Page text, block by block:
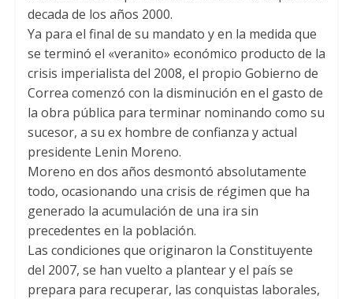
decada de los años 2000.
Ya para el final de su mandato y en la medida que
se terminó el «veranito» económico producto de la
crisis imperialista del 2008, el propio Gobierno de
Correa comenzó con la disminución en el gasto de
la obra pública para terminar nominando como su
sucesor, a su ex hombre de confianza y actual
presidente Lenin Moreno.
Moreno en dos años desmontó absolutamente
todo, ocasionando una crisis de régimen que ha
generado la acumulación de una ira sin
precedentes en la población.
Las condiciones que originaron la Constituyente
del 2007, se han vuelto a plantear y el país se
prepara para recuperar, las conquistas laborales,